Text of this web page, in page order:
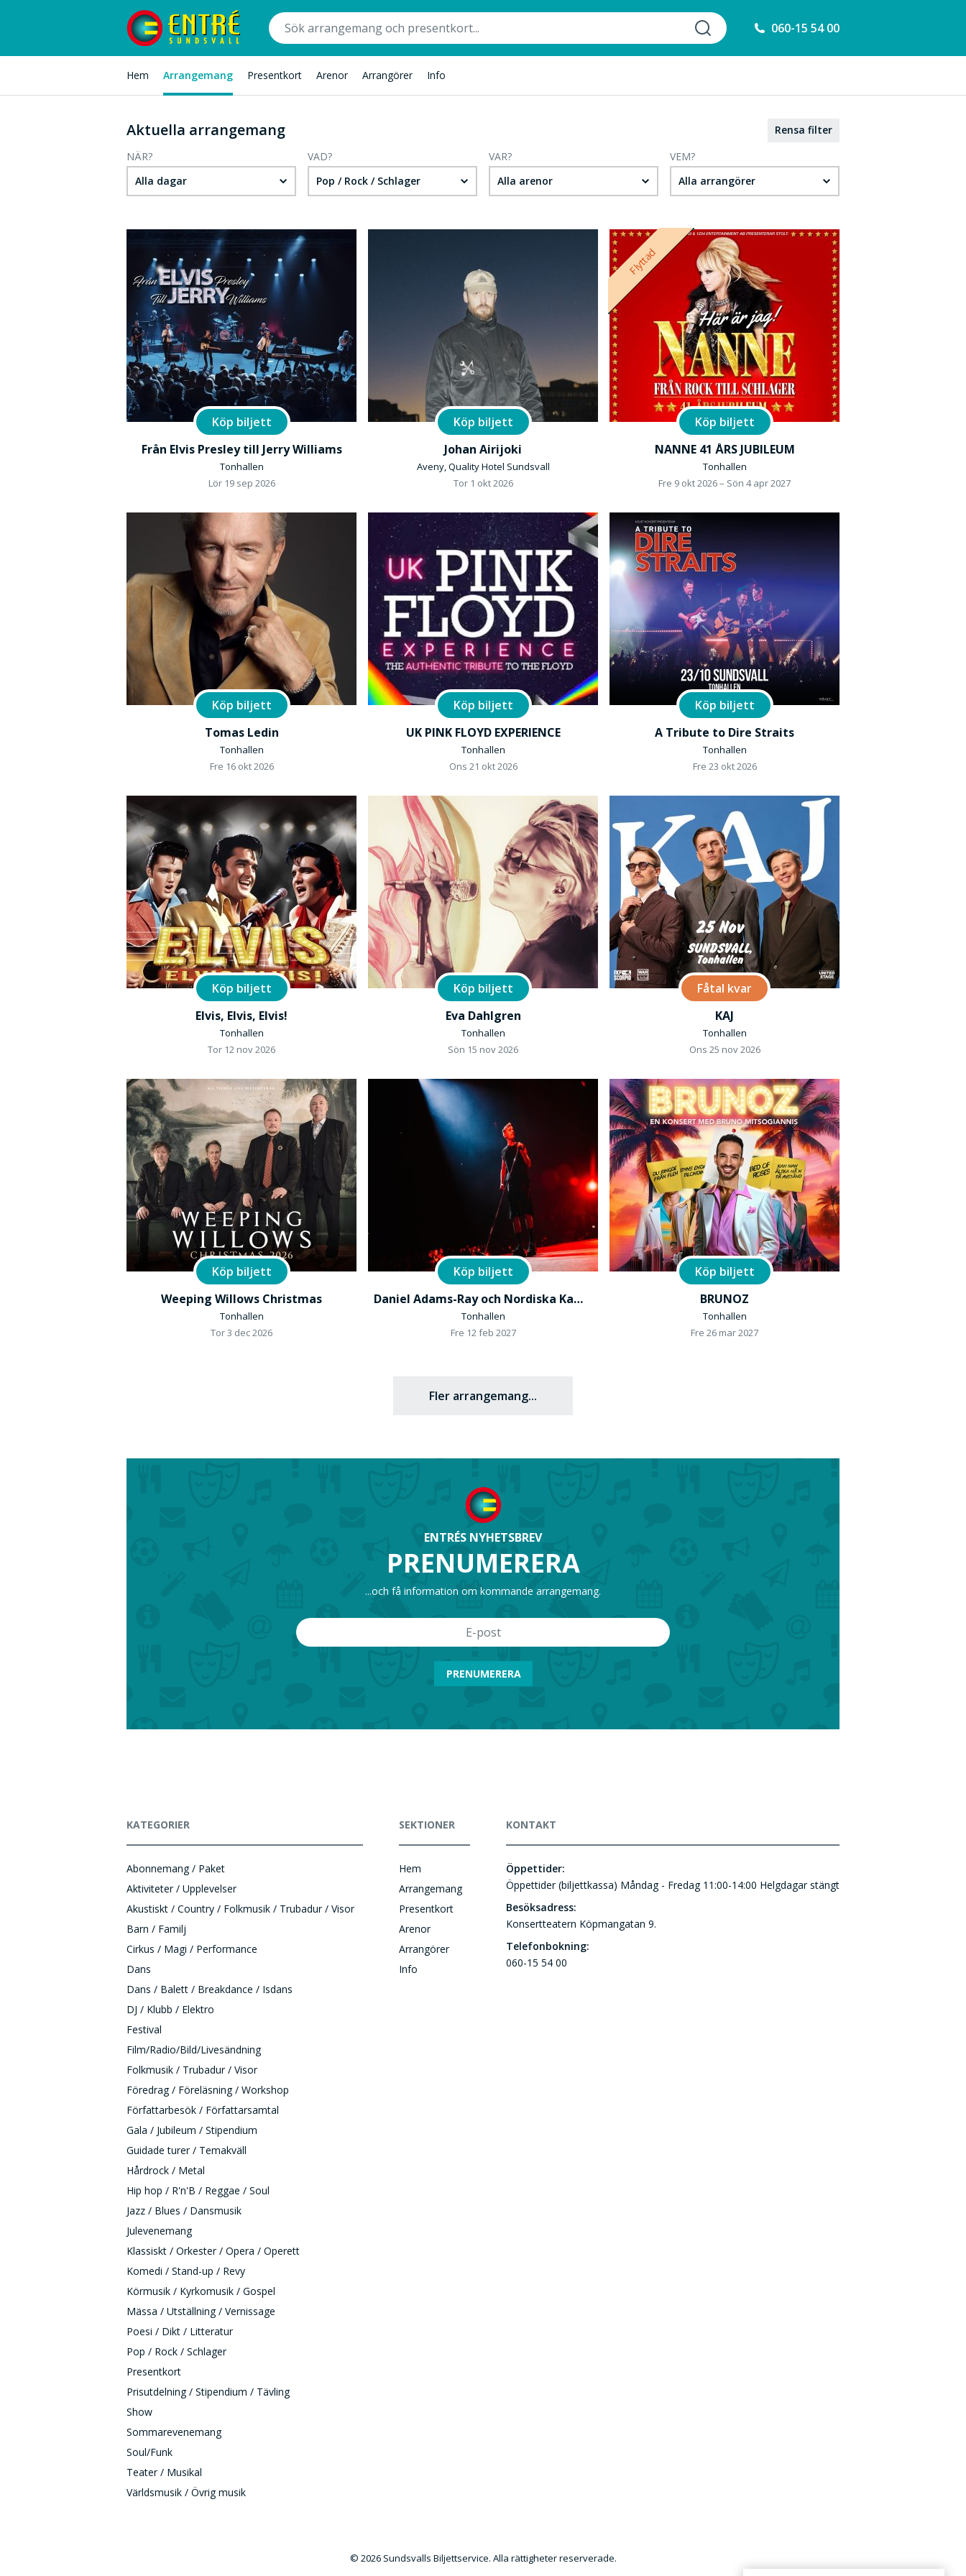
060-15 54 00
Hem Arrangemang Presentkort Arenor Arrangörer Info
Aktuella arrangemang
NÄR?
Alla dagar
VAD?
Pop / Rock / Schlager
VAR?
Alla arenor
VEM?
Alla arrangörer
Rensa filter
Köp biljett
Från Elvis Presley till Jerry Williams
Tonhallen
Lör 19 sep 2026
Köp biljett
Johan Airijoki
Aveny, Quality Hotel Sundsvall
Tor 1 okt 2026
Flyttad
Köp biljett
NANNE 41 ÅRS JUBILEUM
Tonhallen
Fre 9 okt 2026 – Sön 4 apr 2027
Köp biljett
Tomas Ledin
Tonhallen
Fre 16 okt 2026
Köp biljett
UK PINK FLOYD EXPERIENCE
Tonhallen
Ons 21 okt 2026
Köp biljett
A Tribute to Dire Straits
Tonhallen
Fre 23 okt 2026
Köp biljett
Elvis, Elvis, Elvis!
Tonhallen
Tor 12 nov 2026
Köp biljett
Eva Dahlgren
Tonhallen
Sön 15 nov 2026
Fåtal kvar
KAJ
Tonhallen
Ons 25 nov 2026
Köp biljett
Weeping Willows Christmas
Tonhallen
Tor 3 dec 2026
Köp biljett
Daniel Adams-Ray och Nordiska Kammarorkestern
Tonhallen
Fre 12 feb 2027
Köp biljett
BRUNOZ
Tonhallen
Fre 26 mar 2027
Fler arrangemang...
ENTRÉS NYHETSBREV
PRENUMERERA
...och få information om kommande arrangemang.
PRENUMERERA
KATEGORIER
Abonnemang / Paket
Aktiviteter / Upplevelser
Akustiskt / Country / Folkmusik / Trubadur / Visor
Barn / Familj
Cirkus / Magi / Performance
Dans
Dans / Balett / Breakdance / Isdans
DJ / Klubb / Elektro
Festival
Film/Radio/Bild/Livesändning
Folkmusik / Trubadur / Visor
Föredrag / Föreläsning / Workshop
Författarbesök / Författarsamtal
Gala / Jubileum / Stipendium
Guidade turer / Temakväll
Hårdrock / Metal
Hip hop / R'n'B / Reggae / Soul
Jazz / Blues / Dansmusik
Julevenemang
Klassiskt / Orkester / Opera / Operett
Komedi / Stand-up / Revy
Körmusik / Kyrkomusik / Gospel
Mässa / Utställning / Vernissage
Poesi / Dikt / Litteratur
Pop / Rock / Schlager
Presentkort
Prisutdelning / Stipendium / Tävling
Show
Sommarevenemang
Soul/Funk
Teater / Musikal
Världsmusik / Övrig musik
SEKTIONER
Hem
Arrangemang
Presentkort
Arenor
Arrangörer
Info
KONTAKT
Öppettider:
Öppettider (biljettkassa) Måndag - Fredag 11:00-14:00 Helgdagar stängt
Besöksadress:
Konsertteatern Köpmangatan 9.
Telefonbokning:
060-15 54 00
© 2026 Sundsvalls Biljettservice. Alla rättigheter reserverade.